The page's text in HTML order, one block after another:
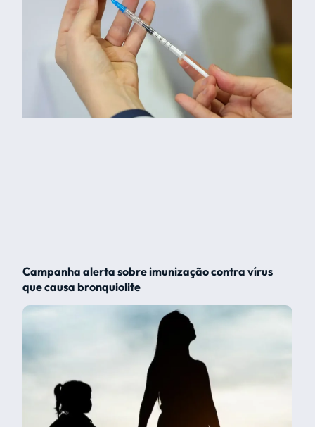
Campanha alerta sobre imunização contra vírus
que causa bronquiolite